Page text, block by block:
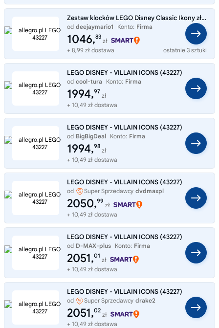
Zestaw klocków LEGO Disney Classic Ikony złoczyńców 43227
od deejaymario1 Konto: Firma
1046,83
zł
+ 8,99 zł dostawa
ostatnie 3 sztuki
LEGO DISNEY - VILLAIN ICONS (43227)
od cool-tura Konto: Firma
1994,97
zł
+ 10,49 zł dostawa
LEGO DISNEY - VILLAIN ICONS (43227)
od BigBigDeal Konto: Firma
1994,98
zł
+ 10,49 zł dostawa
LEGO DISNEY - VILLAIN ICONS (43227)
od Super Sprzedawcy dvdmaxpl
2050,99
zł
+ 10,49 zł dostawa
LEGO DISNEY - VILLAIN ICONS (43227)
od D-MAX-plus Konto: Firma
2051,01
zł
+ 10,49 zł dostawa
LEGO DISNEY - VILLAIN ICONS (43227)
od Super Sprzedawcy drake2
2051,02
zł
+ 10,49 zł dostawa